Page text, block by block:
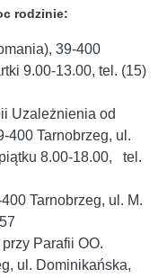
rodzinie:
39-400
9.00-13.00, tel. (15)
Uzależnienia od
400 Tarnobrzeg, ul.
8.00-18.00, tel.
Tarnobrzeg, ul. M.
Parafii OO.
ul. Dominikańska,